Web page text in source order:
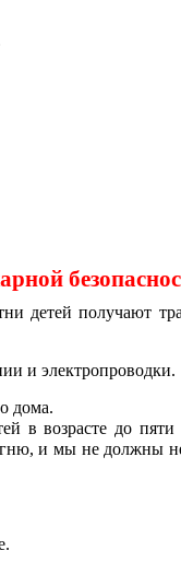
детей получают
и электропроводки.
дома.
в возрасте до
и мы не должны